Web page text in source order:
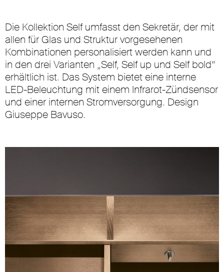
Die Kollektion Self umfasst den Sekretär, der mit
allen für Glas und Struktur vorgesehenen
Kombinationen personalisiert werden kann und
in den drei Varianten „Self, Self up und Self bold“
erhältlich ist. Das System bietet eine interne
LED-Beleuchtung mit einem Infrarot-Zündsensor
und einer internen Stromversorgung. Design
Giuseppe Bavuso.